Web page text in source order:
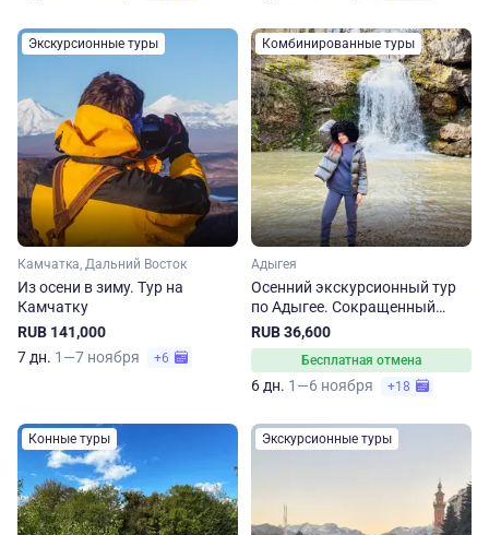
Экскурсионные туры
Камчатка, Дальний Восток
Из осени в зиму. Тур на
Камчатку
RUB 141,000
7 дн. 1—7 ноября +6
Комбинированные туры
Адыгея
Осенний экскурсионный тур
по Адыгее. Сокращенный
маршрут
RUB 36,600
Бесплатная отмена
6 дн. 1—6 ноября +18
Конные туры Экскурсионные туры